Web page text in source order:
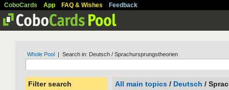
CoboCards App FAQ & Wishes Feedback
Whole Pool | Search in: Deutsch / Sprachursprungstheorien
Filter search All main topics / Deutsch /